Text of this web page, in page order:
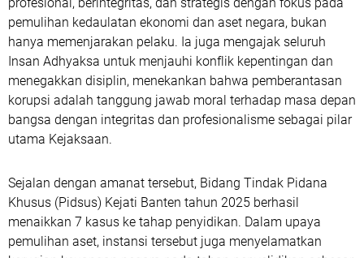
pemulihan kedaulatan ekonomi dan aset negara, bukan
hanya memenjarakan pelaku. Ia juga mengajak seluruh
Insan Adhyaksa untuk menjauhi konflik kepentingan dan
menegakkan disiplin, menekankan bahwa pemberantasan
korupsi adalah tanggung jawab moral terhadap masa depan
bangsa dengan integritas dan profesionalisme sebagai pilar
utama Kejaksaan.
Sejalan dengan amanat tersebut, Bidang Tindak Pidana
Khusus (Pidsus) Kejati Banten tahun 2025 berhasil
menaikkan 7 kasus ke tahap penyidikan. Dalam upaya
pemulihan aset, instansi tersebut juga menyelamatkan